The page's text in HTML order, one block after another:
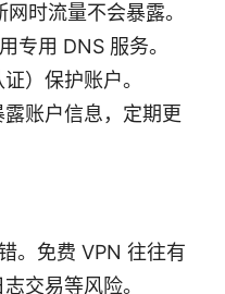
时流量不会暴露。
专用 DNS 服务。
）保护账户。
账户信息，定期更
。免费 VPN 往往有
交易等风险。